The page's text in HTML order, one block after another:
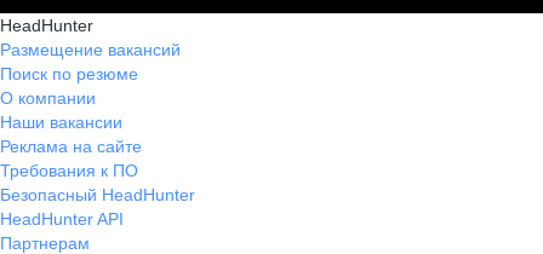
HeadHunter
Размещение вакансий
Поиск по резюме
О компании
Наши вакансии
Реклама на сайте
Требования к ПО
Безопасный HeadHunter
HeadHunter API
Партнерам